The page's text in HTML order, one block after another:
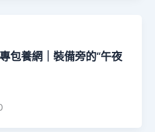
包養網｜裝備旁的“午夜